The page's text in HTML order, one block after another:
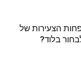
הצעירות של
בלוד?